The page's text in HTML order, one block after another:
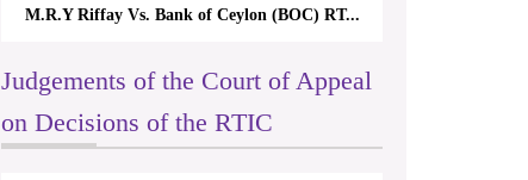
M.R.Y Riffay Vs. Bank of Ceylon (BOC) RT...
Judgements of the Court of Appeal
on Decisions of the RTIC